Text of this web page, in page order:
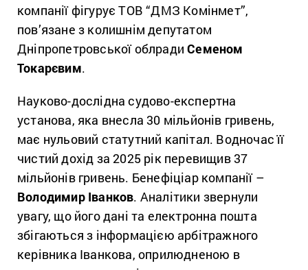
компанії фігурує ТОВ “ДМЗ Комінмет”,
пов’язане з колишнім депутатом
Дніпропетровської облрадиСеменом
Токарєвим.
Науково-дослідна судово-експертна
установа, яка внесла 30 мільйонів гривень,
має нульовий статутний капітал. Водночас її
чистий дохід за 2025 рік перевищив 37
мільйонів гривень. Бенефіціар компанії –
Володимир Іванков. Аналітики звернули
увагу, що його дані та електронна пошта
збігаються з інформацією арбітражного
керівника Іванкова, оприлюдненою в